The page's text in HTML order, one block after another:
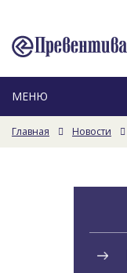
Главная Новости